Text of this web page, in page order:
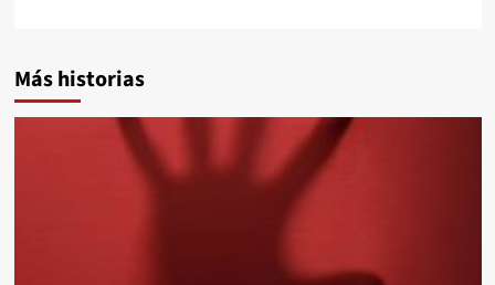
Más historias